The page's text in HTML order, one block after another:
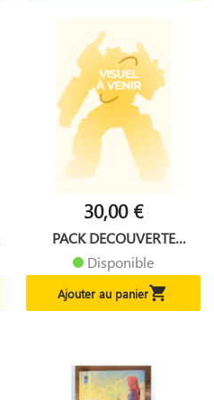
30,00 €
PACK DECOUVERTE
ENERGON :...
Disponible
Ajouter au panier